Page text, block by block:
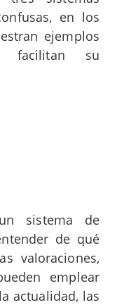
en los
ejemplos
facilitan su
sistema de
de qué
valoraciones,
emplear
actualidad, las